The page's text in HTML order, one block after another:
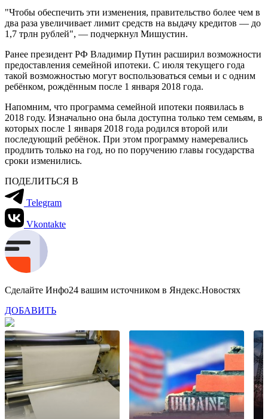
"Чтобы обеспечить эти изменения, правительство более чем в
два раза увеличивает лимит средств на выдачу кредитов — до
1,7 трлн рублей", — подчеркнул Мишустин.
Ранее президент РФ Владимир Путин расширил возможности
предоставления семейной ипотеки. С июля текущего года
такой возможностью могут воспользоваться семьи и с одним
ребёнком, рождённым после 1 января 2018 года.
Напомним, что программа семейной ипотеки появилась в
2018 году. Изначально она была доступна только тем семьям, в
которых после 1 января 2018 года родился второй или
последующий ребёнок. При этом программу намеревались
продлить только на год, но по поручению главы государства
сроки изменились.
ПОДЕЛИТЬСЯ В
Telegram
Vkontakte
Сделайте Инфо24 вашим источником в Яндекс.Новостях
ДОБАВИТЬ